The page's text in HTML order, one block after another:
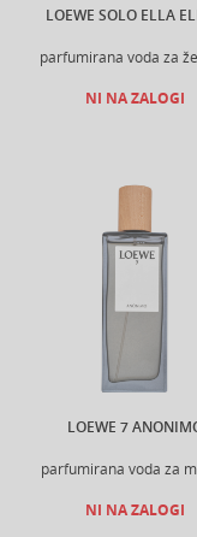
LOEWE SOLO ELLA
parfumirana voda za
NI NA ZALOGI
LOEWE 7
parfumirana voda za
NI NA ZALOGI